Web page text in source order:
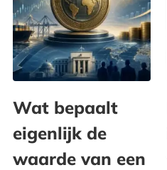
Wat bepaalt
eigenlijk de
waarde van een